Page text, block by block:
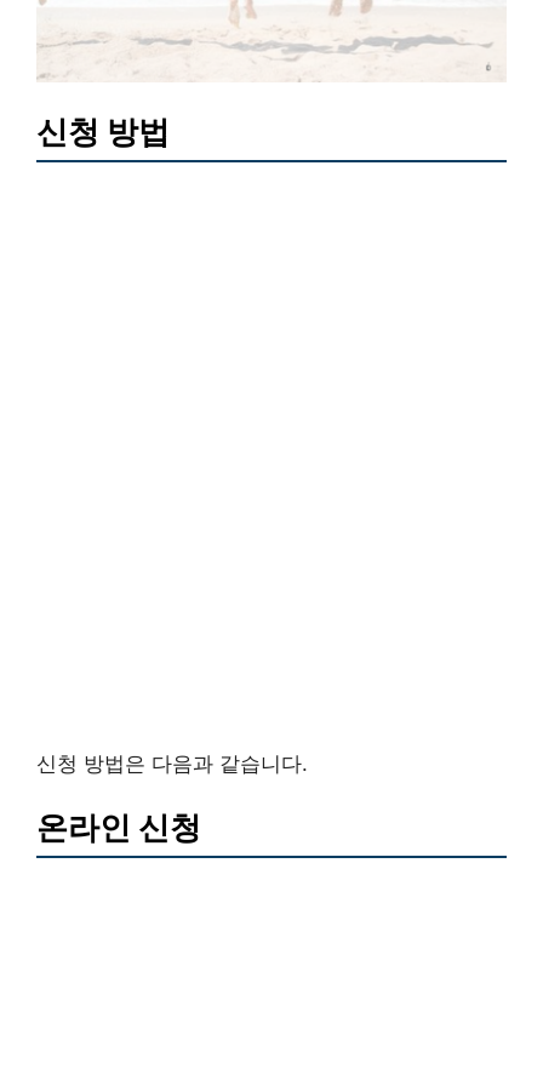
신청 방법
신청 방법은 다음과 같습니다.
온라인 신청